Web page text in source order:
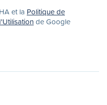
et la Politique de
de Google